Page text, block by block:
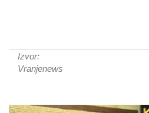
Izvor:
Vranjenews